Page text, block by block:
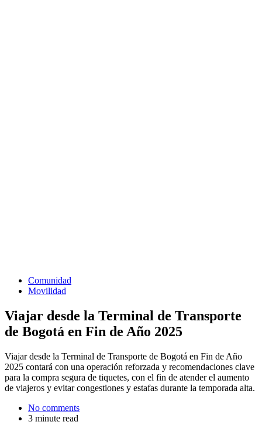
Comunidad
Movilidad
Viajar desde la Terminal de Transporte
de Bogotá en Fin de Año 2025
Viajar desde la Terminal de Transporte de Bogotá en Fin de Año
2025 contará con una operación reforzada y recomendaciones clave
para la compra segura de tiquetes, con el fin de atender el aumento
de viajeros y evitar congestiones y estafas durante la temporada alta.
No comments
3 minute read